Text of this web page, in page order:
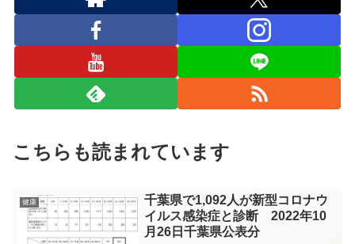
こちらも読まれています
健康
千葉県で1,092人が新型コロナウ
イルス感染症と診断 2022年10
月26日千葉県公表分